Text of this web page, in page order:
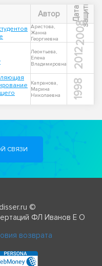
Автор Д
а
т
а
з
а
щ
и
ты
Аристова,
Жанна
Георгиевна
2008
Леонтьева,
Елена
Владимировна
2012
Капранова,
Марина
Николаевна
1998
СВЯЗИ
©
ФЛ Иванов Е О
возврата